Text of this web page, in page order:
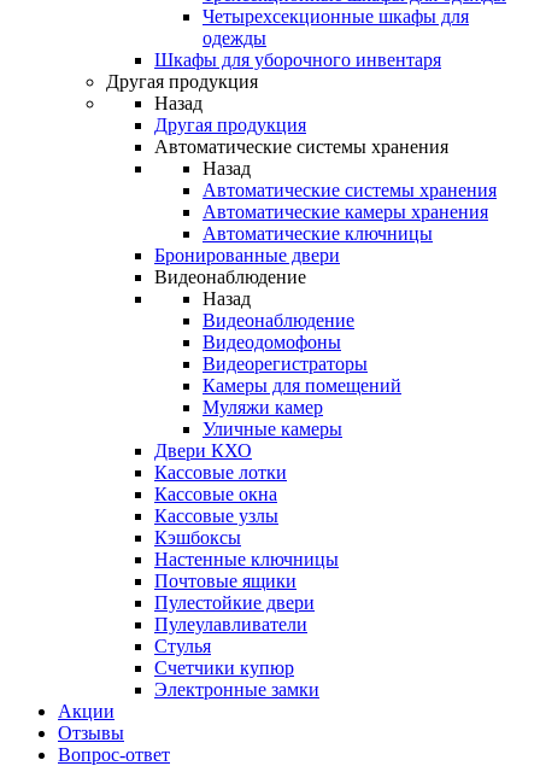
Четырехсекционные шкафы для
одежды
Шкафы для уборочного инвентаря
Другая продукция
Назад
Другая продукция
Автоматические системы хранения
Назад
Автоматические системы хранения
Автоматические камеры хранения
Автоматические ключницы
Бронированные двери
Видеонаблюдение
Назад
Видеонаблюдение
Видеодомофоны
Видеорегистраторы
Камеры для помещений
Муляжи камер
Уличные камеры
Двери КХО
Кассовые лотки
Кассовые окна
Кассовые узлы
Кэшбоксы
Настенные ключницы
Почтовые ящики
Пулестойкие двери
Пулеулавливатели
Стулья
Счетчики купюр
Электронные замки
Акции
Отзывы
Вопрос-ответ